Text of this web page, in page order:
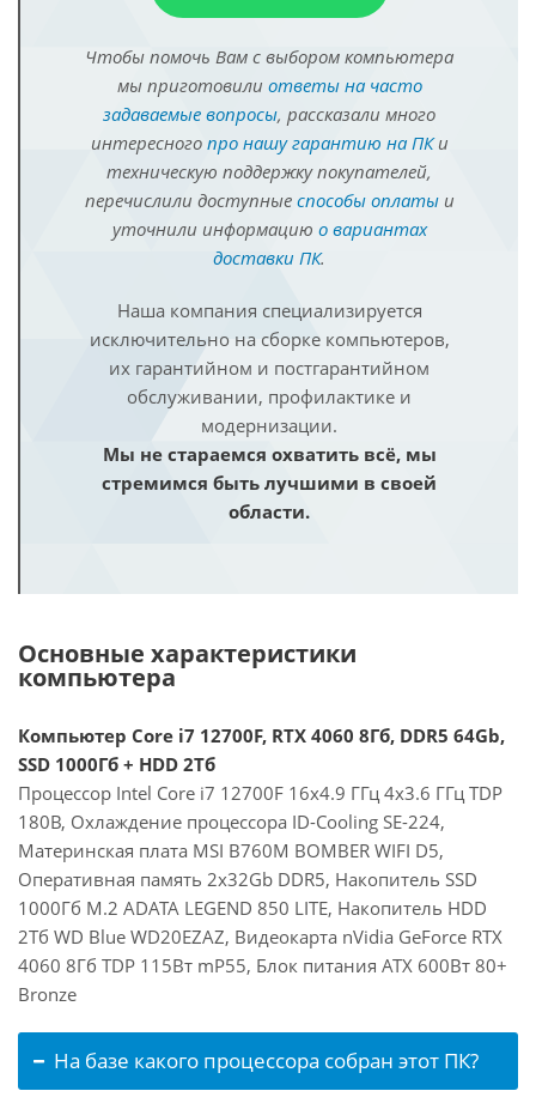
Чтобы помочь Вам с выбором компьютера
мы приготовили ответы на часто
задаваемые вопросы, рассказали много
интересного про нашу гарантию на ПКи
техническую поддержку покупателей,
перечислили доступные способы оплатыи
уточнили информацию о вариантах
доставки ПК.
Наша компания специализируется
исключительно на сборке компьютеров,
их гарантийном и постгарантийном
обслуживании, профилактике и
модернизации.
Мы не стараемся охватить всё, мы
стремимся быть лучшими в своей
области.
Основные характеристики
компьютера
Компьютер Core i7 12700F, RTX 4060 8Гб, DDR5 64Gb,
SSD 1000Гб + HDD 2Тб
Процессор Intel Core i7 12700F 16x4.9 ГГц 4x3.6 ГГц TDP
180В, Охлаждение процессора ID-Cooling SE-224,
Материнская плата MSI B760M BOMBER WIFI D5,
Оперативная память 2x32Gb DDR5, Накопитель SSD
1000Гб M.2 ADATA LEGEND 850 LITE, Накопитель HDD
2Тб WD Blue WD20EZAZ, Видеокарта nVidia GeForce RTX
4060 8Гб TDP 115Вт mP55, Блок питания ATX 600Вт 80+
Bronze
На базе какого процессора собран этот ПК?